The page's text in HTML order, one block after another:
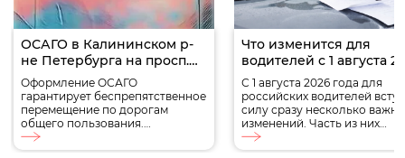
ОСАГО в Калининском р-
не Петербурга на просп.
Науки д. 8
Оформление ОСАГО
гарантирует беспрепятственное
перемещение по дорогам
общего пользования.
Оформление полиса ОСАГО на
проспекте науки позволяет
Что изменится для
водителей с 1 августа
года
С 1 августа 2026 года для
российских водителей
силу сразу несколько
изменений. Часть из них
касается обязательного
страхования ОСАГО, другие